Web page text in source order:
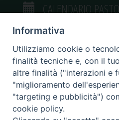
CALENDARIO
VIDEOGALLERY
PHOTOGALLERY
Informativa
Utilizziamo cookie o
finalità tecniche e, con il
altre finalità ("interazioni e
"miglioramento
"targeting e pubblicità")
cookie policy.